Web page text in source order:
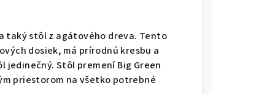
taký stôl z agátového dreva. Tento
dosiek, má prírodnú kresbu a
Stôl premení Big Green
priestorom na všetko potrebné